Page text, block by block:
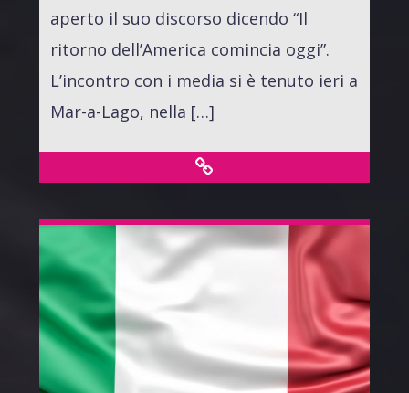
aperto il suo discorso dicendo “Il
ritorno dell’America comincia oggi”.
L’incontro con i media si è tenuto ieri a
Mar-a-Lago, nella […]